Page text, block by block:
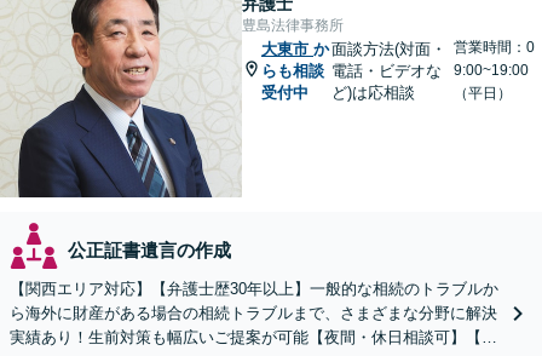
豊島法律事務所
大東市 か
らも相談
受付中
面談方法(対面・
電話・ビデオな
ど)は応相談
営業時間：0
9:00~19:00
（平日）
公正証書遺言の作成
【関西エリア対応】【弁護士歴30年以上】一般的な相続のトラブルか
ら海外に財産がある場合の相続トラブルまで、さまざまな分野に解決
実績あり！生前対策も幅広いご提案が可能【夜間・休日相談可】【完